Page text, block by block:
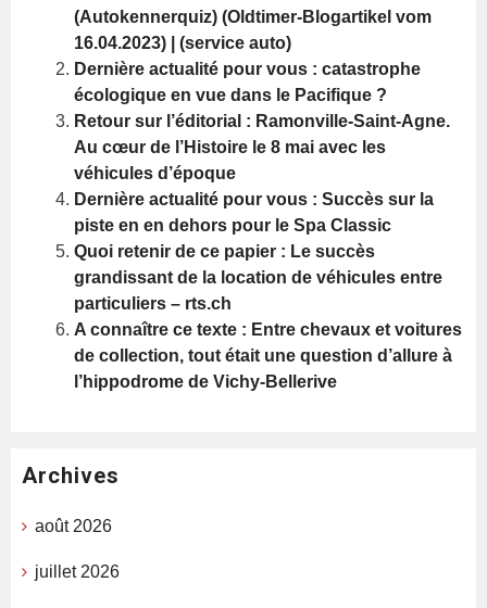
(Autokennerquiz) (Oldtimer-Blogartikel vom
16.04.2023) | (service auto)
Dernière actualité pour vous : catastrophe
écologique en vue dans le Pacifique ?
Retour sur l’éditorial : Ramonville-Saint-Agne.
Au cœur de l’Histoire le 8 mai avec les
véhicules d’époque
Dernière actualité pour vous : Succès sur la
piste en en dehors pour le Spa Classic
Quoi retenir de ce papier : Le succès
grandissant de la location de véhicules entre
particuliers – rts.ch
A connaître ce texte : Entre chevaux et voitures
de collection, tout était une question d’allure à
l’hippodrome de Vichy-Bellerive
Archives
août 2026
juillet 2026